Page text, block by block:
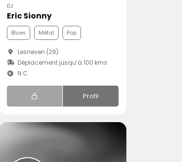
DJ
Eric Sionny
Blues Métal Pop
Lesneven (29)
Déplacement jusqu’à 100 kms
N.C
Profil